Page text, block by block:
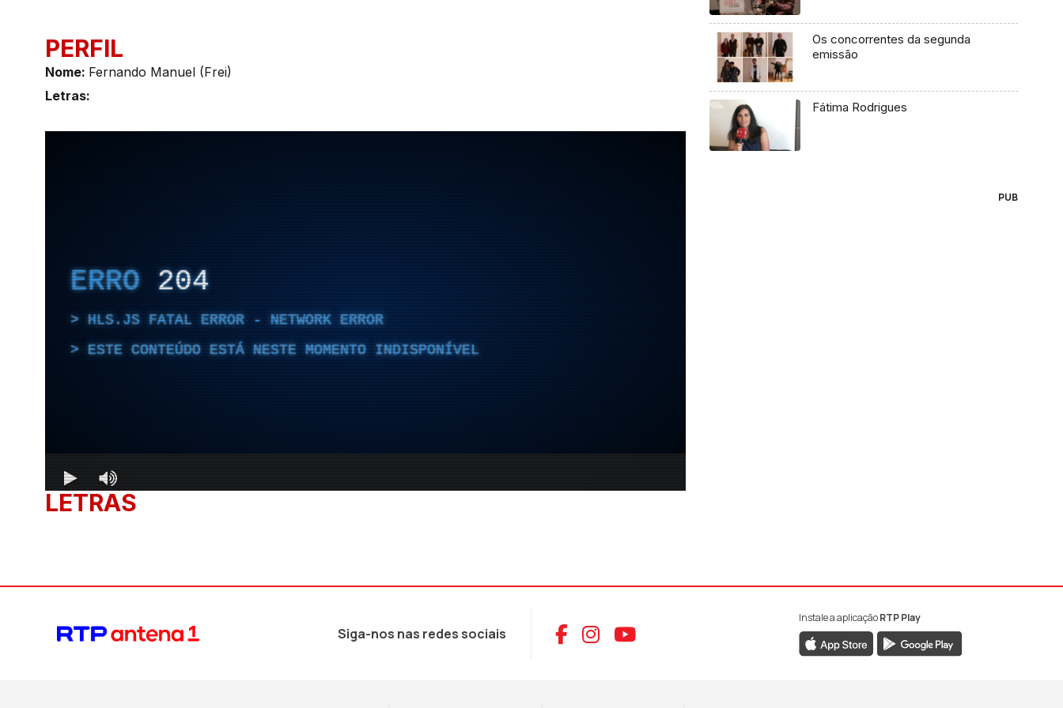
PERFIL
Nome: Fernando Manuel (Frei)
Letras:
LETRAS
Os concorrentes da segunda
emissão
Fátima Rodrigues
PUB
Siga-nos nas redes sociais Aceder ao Facebook da RTP Antena 1
Aceder ao Instagram da RTP Antena 1
Aceder ao YouTube da RTP Antena 1
Instale a aplicaçãoRTP Play